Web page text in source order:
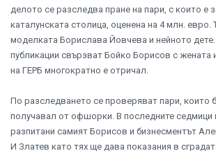
делото се разследва пране на пари, с които е
каталунската столица, оценена на 4 млн. евро.
моделката Борислава Йовчева и нейното
публикации свързват Бойко Борисов с жената
на ГЕРБ многократно е отричал.
По разследването се проверяват пари, които
получавал от офшорки. В последните седмици
разпитани самият Борисов и бизнесментът
И Златев като тях ще дава показания в